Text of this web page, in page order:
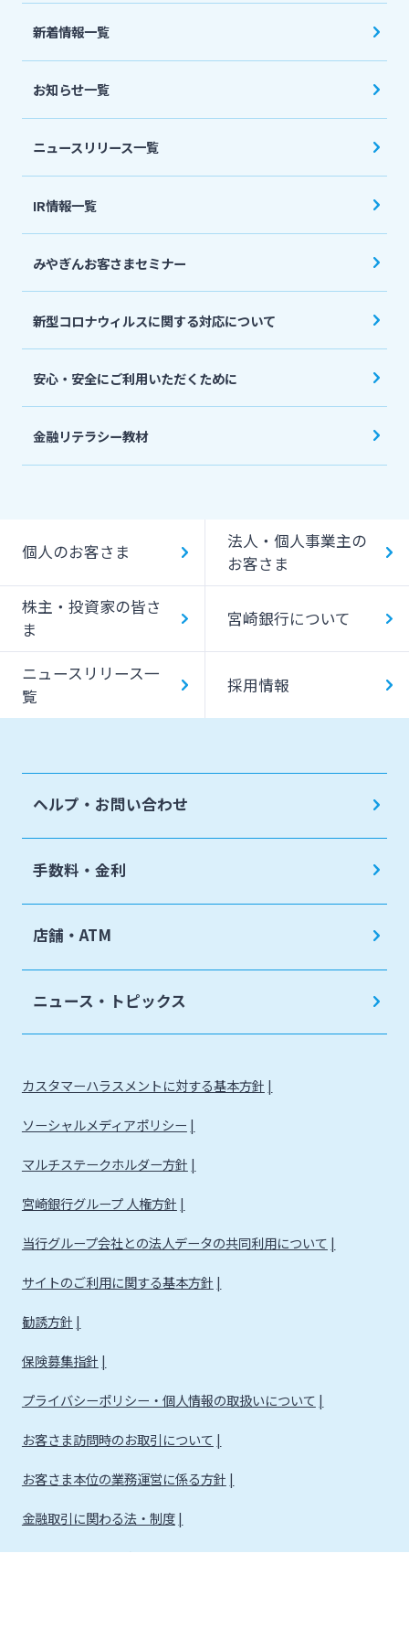
法人・個人事業主のお客さま
宮崎銀行について
ニュースリリース一覧
採用情報
お問い合わせ先一覧
新着情報一覧
お知らせ一覧
ニュースリリース一覧
IR情報一覧
みやぎんお客さまセミナー
新型コロナウィルスに関する対応について
安心・安全にご利用いただくために
金融リテラシー教材
個人のお客さま
法人・個人事業主の
お客さま
株主・投資家の皆さ
ま
宮崎銀行について
ニュースリリース一
覧
採用情報
ヘルプ・お問い合わせ
手数料・金利
店舗・ATM
ニュース・トピックス
カスタマーハラスメントに対する基本方針
ソーシャルメディアポリシー
マルチステークホルダー方針
宮崎銀行グループ 人権方針
当行グループ会社との法人データの共同利用について
サイトのご利用に関する基本方針
勧誘方針
保険募集指針
プライバシーポリシー・個人情報の取扱いについて
お客さま訪問時のお取引について
お客さま本位の業務運営に係る方針
金融取引に関わる法・制度
金融取引に関わる方針